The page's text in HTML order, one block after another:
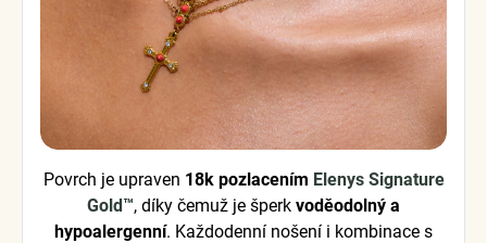
Povrch je upraven 18k pozlacením Elenys Signature
Gold™, díky čemuž je šperk voděodolný a
hypoalergenní. Každodenní nošení i kombinace s